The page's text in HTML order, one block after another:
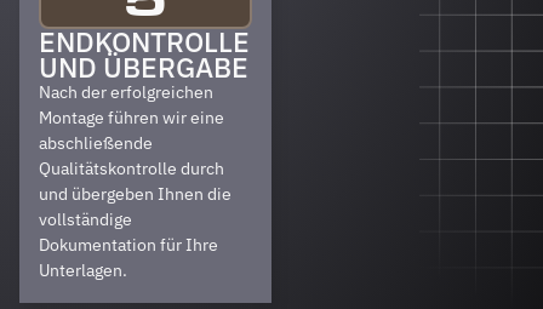
ENDKONTROLLE
UND ÜBERGABE
Nach der erfolgreichen
Montage führen wir eine
abschließende
Qualitätskontrolle durch
und übergeben Ihnen die
vollständige
Dokumentation für Ihre
Unterlagen.